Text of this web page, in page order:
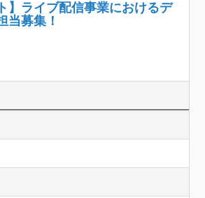
】ライブ配信事業におけるデ
当募集！